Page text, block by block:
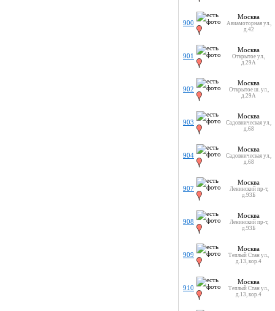
900
Москва
Авиамоторная ул.,
д.42
901
Москва
Открытое ул.,
д.29А
902
Москва
Открытое ш. ул.,
д.29А
903
Москва
Садовническая ул.,
д.68
904
Москва
Садовническая ул.,
д.68
907
Москва
Ленинский пр-т,
д.93Б
908
Москва
Ленинский пр-т,
д.93Б
909
Москва
Теплый Стан ул.,
д.13, кор.4
910
Москва
Теплый Стан ул.,
д.13, кор.4